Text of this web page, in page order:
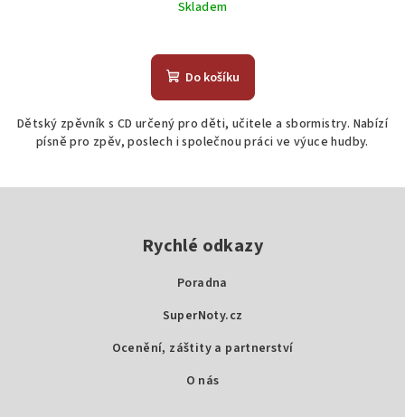
Skladem
Do košíku
Dětský zpěvník s CD určený pro děti, učitele a sbormistry. Nabízí
písně pro zpěv, poslech i společnou práci ve výuce hudby.
Rychlé odkazy
Poradna
SuperNoty.cz
Ocenění, záštity a partnerství
O nás